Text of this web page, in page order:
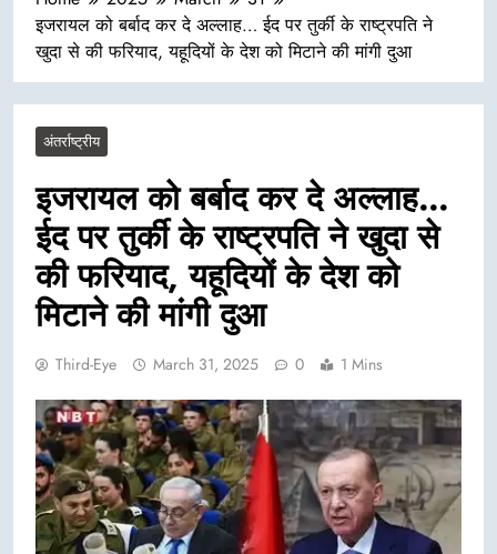
इजरायल को बर्बाद कर दे अल्लाह… ईद पर तुर्की के राष्ट्रपति ने
खुदा से की फरियाद, यहूदियों के देश को मिटाने की मांगी दुआ
अंतर्राष्ट्रीय
इजरायल को बर्बाद कर दे अल्लाह…
ईद पर तुर्की के राष्ट्रपति ने खुदा से
की फरियाद, यहूदियों के देश को
मिटाने की मांगी दुआ
Third-Eye March 31, 2025 0 1 Mins